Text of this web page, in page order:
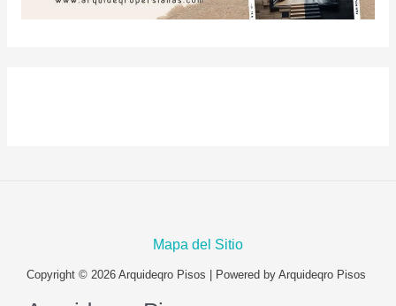
Mapa del Sitio
Copyright © 2026 Arquideqro Pisos | Powered by Arquideqro Pisos